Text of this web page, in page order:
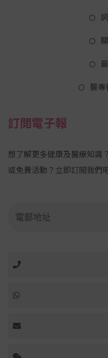
醫
訂閲電子報
想了解更多健康及醫療知識
或免費活動？立即訂閲我們